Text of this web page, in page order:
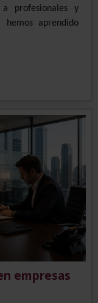
profesionales y
hemos aprendido
empresas